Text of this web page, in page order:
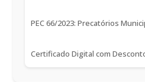
PEC 66/2023: Precatórios
Certificado Digital com